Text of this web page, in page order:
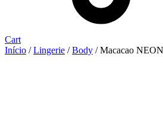
Cart
Início /Lingerie /Body / Macacao